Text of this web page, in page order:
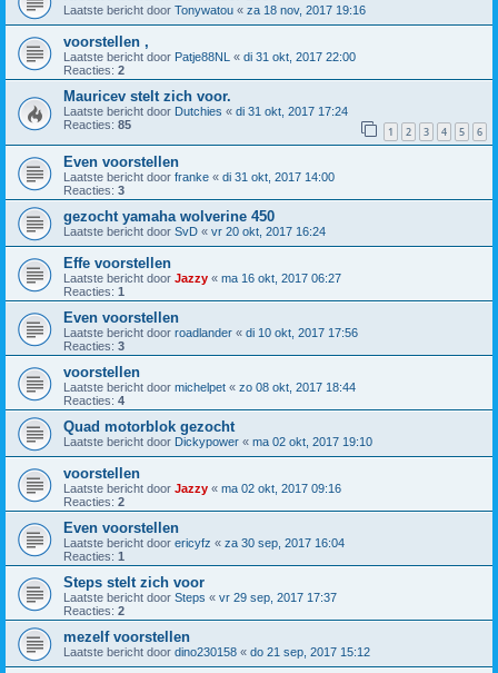
Laatste bericht door Tonywatou « za 18 nov, 2017 19:16
voorstellen ,
Laatste bericht door Patje88NL « di 31 okt, 2017 22:00
Reacties: 2
Mauricev stelt zich voor.
Laatste bericht door Dutchies « di 31 okt, 2017 17:24
Reacties: 85 1 2 3 4 5 6
Even voorstellen
Laatste bericht door franke « di 31 okt, 2017 14:00
Reacties: 3
gezocht yamaha wolverine 450
Laatste bericht door SvD « vr 20 okt, 2017 16:24
Effe voorstellen
Laatste bericht door Jazzy « ma 16 okt, 2017 06:27
Reacties: 1
Even voorstellen
Laatste bericht door roadlander « di 10 okt, 2017 17:56
Reacties: 3
voorstellen
Laatste bericht door michelpet « zo 08 okt, 2017 18:44
Reacties: 4
Quad motorblok gezocht
Laatste bericht door Dickypower « ma 02 okt, 2017 19:10
voorstellen
Laatste bericht door Jazzy « ma 02 okt, 2017 09:16
Reacties: 2
Even voorstellen
Laatste bericht door ericyfz « za 30 sep, 2017 16:04
Reacties: 1
Steps stelt zich voor
Laatste bericht door Steps « vr 29 sep, 2017 17:37
Reacties: 2
mezelf voorstellen
Laatste bericht door dino230158 « do 21 sep, 2017 15:12